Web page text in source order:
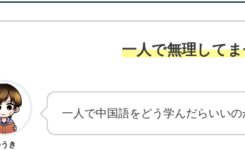
一人で無理して
き
一人で中国語をどう学んだらいい